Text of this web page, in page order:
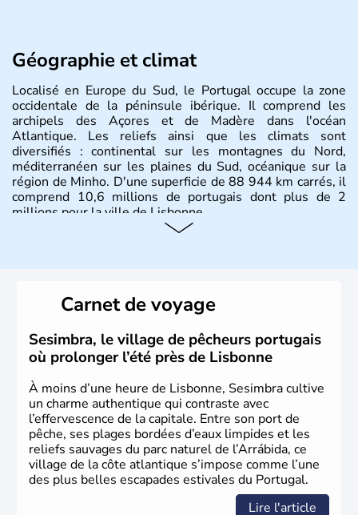
Géographie et climat
Localisé en Europe du Sud, le Portugal occupe la zone
occidentale de la péninsule ibérique. Il comprend les
archipels des Açores et de Madère dans l'océan
Atlantique. Les reliefs ainsi que les climats sont
diversifiés : continental sur les montagnes du Nord,
méditerranéen sur les plaines du Sud, océanique sur la
région de Minho. D'une superficie de 88 944 km carrés, il
comprend 10,6 millions de portugais dont plus de 2
millions pour la ville de Lisbonne.
devient la capitale du pays et s'impose rapidement
comme point de commerce européen. Du XVe jusqu'au
XVIe siècle, le Portugal brille dans le monde entier
comme l'un des plus grands pouvoirs économiques et
culturels. La monarchie est abolie en 1910 et la
République est instaurée. Dictature de 1926 à 1974, il
devient membre de l'Union Européenne en 1986.
Carnet de voyage
Sesimbra, le village de pêcheurs portugais
où prolonger l’été près de Lisbonne
À moins d’une heure de Lisbonne, Sesimbra cultive
un charme authentique qui contraste avec
l’effervescence de la capitale. Entre son port de
pêche, ses plages bordées d’eaux limpides et les
reliefs sauvages du parc naturel de l’Arrábida, ce
village de la côte atlantique s’impose comme l’une
des plus belles escapades estivales du Portugal.
Lire l'article